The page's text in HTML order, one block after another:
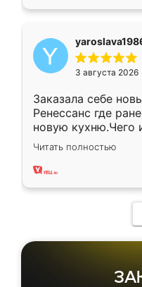
3 августа 2026
Заказала себе
Ренессанс где
новую кухню.Чего
вполне довольна.
два года,
Читать полностью